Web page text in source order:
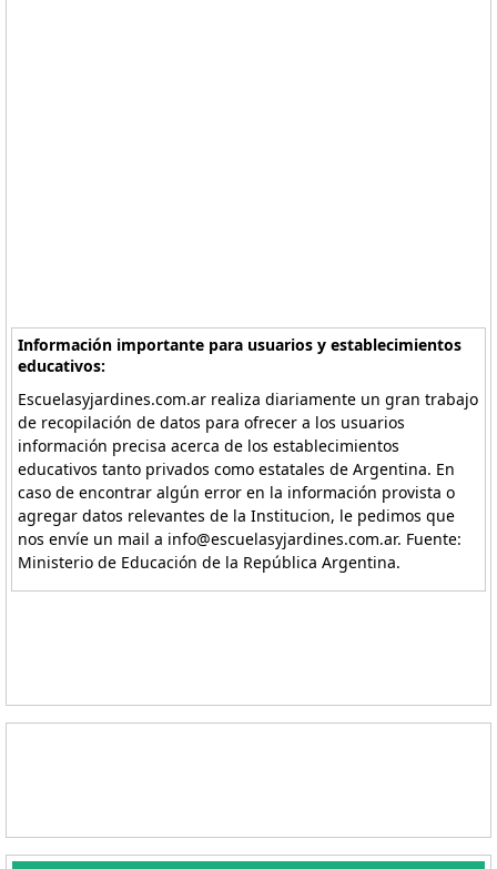
Información importante para usuarios y establecimientos
educativos:
Escuelasyjardines.com.ar realiza diariamente un gran trabajo
de recopilación de datos para ofrecer a los usuarios
información precisa acerca de los establecimientos
educativos tanto privados como estatales de Argentina. En
caso de encontrar algún error en la información provista o
agregar datos relevantes de la Institucion, le pedimos que
nos envíe un mail a info@escuelasyjardines.com.ar. Fuente:
Ministerio de Educación de la República Argentina.